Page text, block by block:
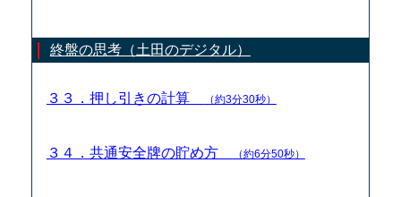
終盤の思考（土田のデジタル）
３３．押し引きの計算 （約3分30秒）
３４．共通安全牌の貯め方 （約6分50秒）